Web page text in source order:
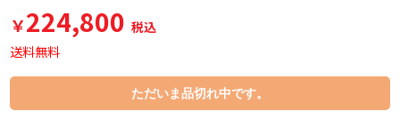
￥224,800 税込
送料無料
ただいま品切れ中です。